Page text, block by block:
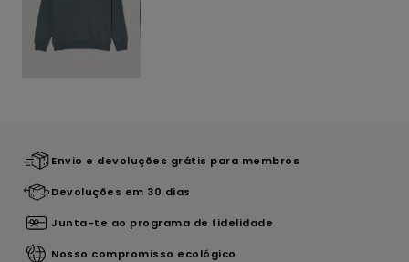
Envio e devoluções grátis para membros
Devoluções em 30 dias
Junta-te ao programa de fidelidade
Nosso compromisso ecológico